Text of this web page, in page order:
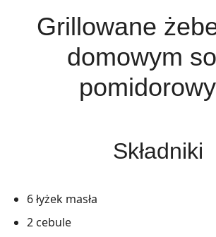
Grillowane
domowym
Składniki
6 łyżek masła
2 cebule